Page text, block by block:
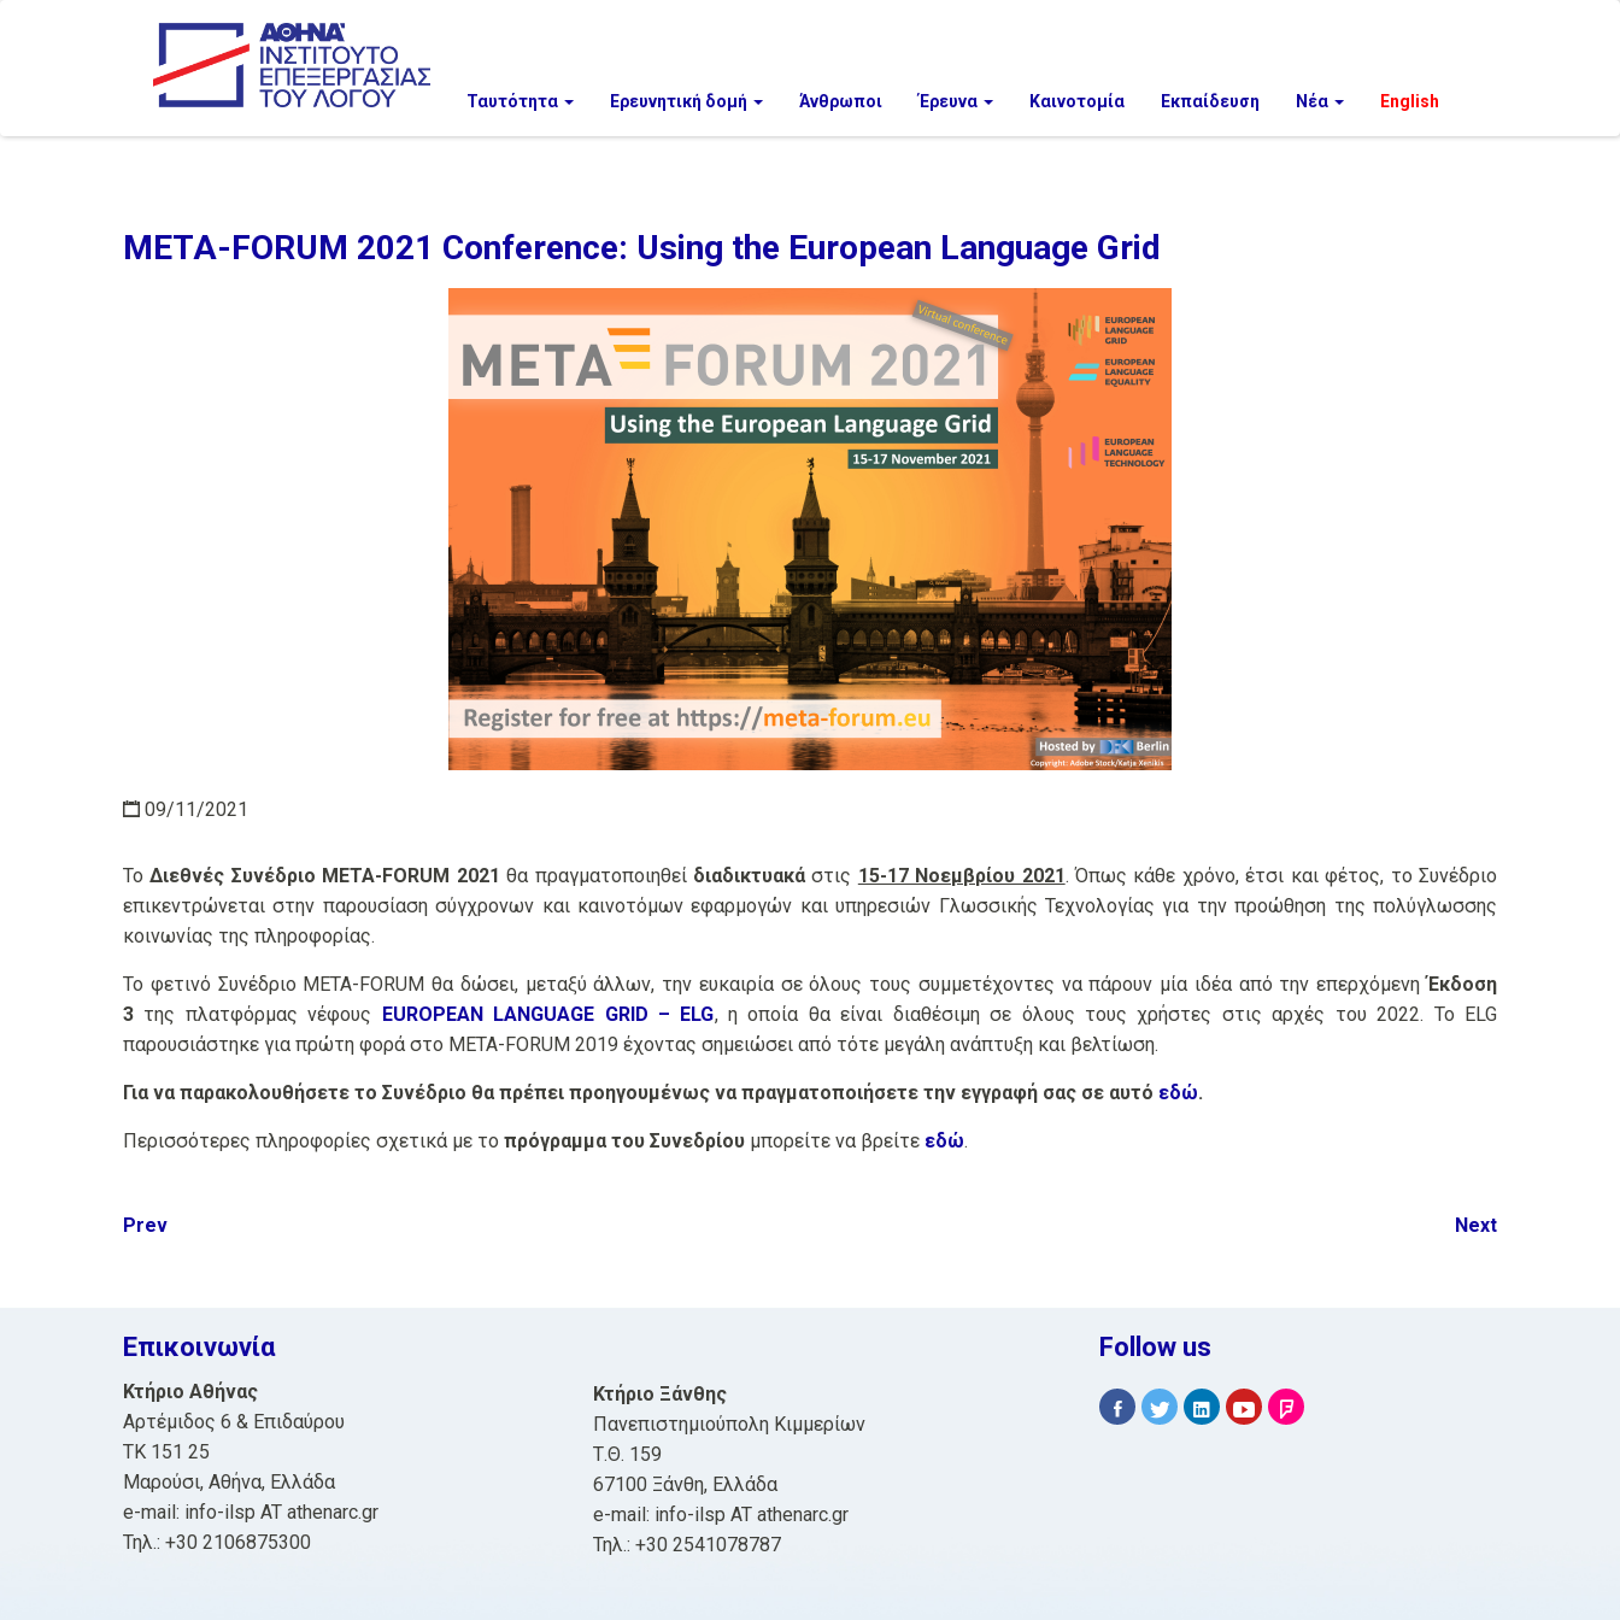
Ταυτότητα Ερευνητική δομή Άνθρωποι Έρευνα Καινοτομία Εκπαίδευση Νέα English
META-FORUM 2021 Conference: Using the European Language Grid
09/11/2021
ΤοΔιεθνές Συνέδριο META-FORUM 2021 θα πραγματοποιηθεί διαδικτυακάστις 15-17 Νοεμβρίου 2021. Όπως κάθε χρόνο, έτσι και φέτος, το Συνέδριο
επικεντρώνεται στην παρουσίαση σύγχρονων και καινοτόμων εφαρμογών και υπηρεσιών Γλωσσικής Τεχνολογίας για την προώθηση της πολύγλωσσης
κοινωνίας της πληροφορίας.
Το φετινό Συνέδριο META-FORUM θα δώσει, μεταξύ άλλων, την ευκαιρία σε όλους τους συμμετέχοντες να πάρουν μία ιδέα από την επερχόμενηΈκδοση
3 της πλατφόρμας νέφους EUROPEAN LANGUAGE GRID – ELG, η οποία θα είναι διαθέσιμη σε όλους τους χρήστες στις αρχές του 2022. Το ELG
παρουσιάστηκε για πρώτη φορά στο META-FORUM 2019 έχοντας σημειώσει από τότε μεγάλη ανάπτυξη και βελτίωση.
Για να παρακολουθήσετε το Συνέδριο θα πρέπει προηγουμένως να πραγματοποιήσετε την εγγραφή σας σε αυτό εδώ.
Περισσότερες πληροφορίες σχετικά με το πρόγραμμα του Συνεδρίου μπορείτε να βρείτε εδώ.
Post
Prev Next
Επικοινωνία
Κτήριο Αθήνας
Αρτέμιδος 6 & Επιδαύρου
ΤΚ 151 25
Μαρούσι, Αθήνα, Ελλάδα
e-mail: info-ilsp AT athenarc.gr
Τηλ.: +30 2106875300
Κτήριο Ξάνθης
Πανεπιστημιούπολη Κιμμερίων
Τ.Θ. 159
67100 Ξάνθη, Ελλάδα
e-mail: info-ilsp AT athenarc.gr
Τηλ.: +30 2541078787
Follow us